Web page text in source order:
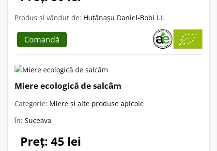
Produs și vândut de: Huțănașu Daniel-Bobi I.I.
Comandă
Miere ecologică de salcâm
Categorie: Miere și alte produse apicole
În: Suceava
Preț: 45 lei